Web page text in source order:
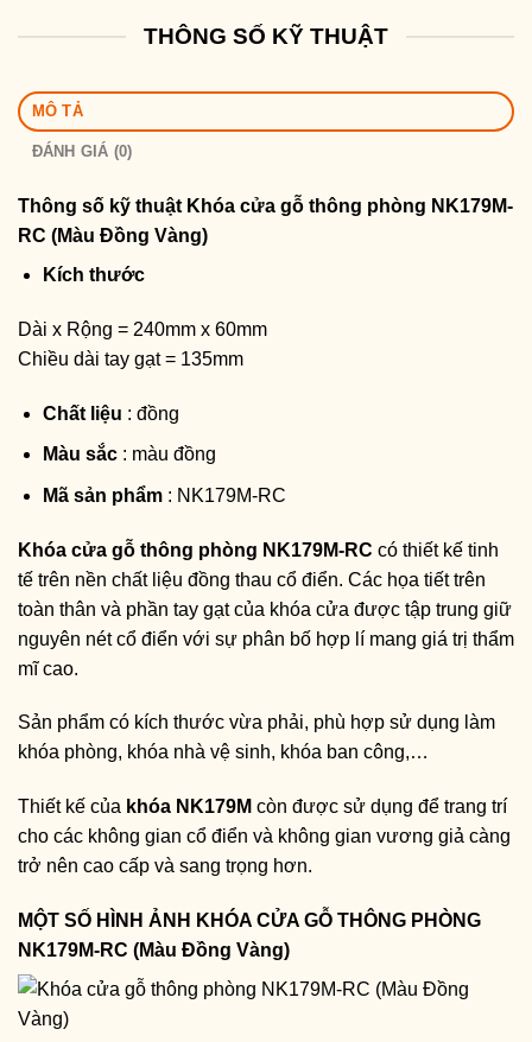
THÔNG SỐ KỸ THUẬT
MÔ TẢ
ĐÁNH GIÁ (0)
Thông số kỹ thuật Khóa cửa gỗ thông phòng NK179M-
RC (Màu Đồng Vàng)
Kích thước
Dài x Rộng = 240mm x 60mm
Chiều dài tay gạt = 135mm
Chất liệu : đồng
Màu sắc: màu đồng
Mã sản phẩm: NK179M-RC
Khóa cửa gỗ thông phòng NK179M-RC có thiết kế tinh
tế trên nền chất liệu đồng thau cổ điển. Các họa tiết trên
toàn thân và phần tay gạt của khóa cửa được tập trung giữ
nguyên nét cổ điển với sự phân bố hợp lí mang giá trị thẩm
mĩ cao.
Sản phẩm có kích thước vừa phải, phù hợp sử dụng làm
khóa phòng, khóa nhà vệ sinh, khóa ban công,…
Thiết kế của khóa NK179M còn được sử dụng để trang trí
cho các không gian cổ điển và không gian vương giả càng
trở nên cao cấp và sang trọng hơn.
MỘT SỐ HÌNH ẢNH KHÓA CỬA GỖ THÔNG PHÒNG
NK179M-RC (Màu Đồng Vàng)